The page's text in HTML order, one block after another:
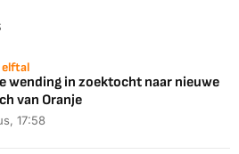
elftal
wending in zoektocht naar nieuwe
van Oranje
17:58